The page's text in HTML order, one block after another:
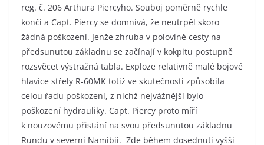
reg. č. 206 Arthura Piercyho. Souboj poměrně rychle
končí a Capt. Piercy se domnívá, že neutrpěl skoro
žádná poškození. Jenže zhruba v polovině cesty na
předsunutou základnu se začínají v kokpitu postupně
rozsvěcet výstražná tabla. Exploze relativně malé bojové
hlavice střely R-60MK totiž ve skutečnosti způsobila
celou řadu poškození, z nichž nejvážnější bylo
poškození hydrauliky. Capt. Piercy proto míří
k nouzovému přistání na svou předsunutou základnu
Rundu v severní Namibii. Zde během dosednutí vyšší